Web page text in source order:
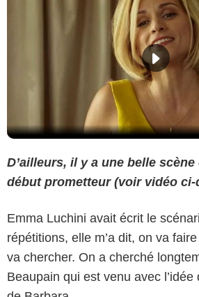
D’ailleurs, il y a une belle
début prometteur (voir vidéo
Emma Luchini avait écrit le
répétitions, elle m’a dit, on va
va chercher. On a cherché
Beaupain qui est venu avec l’idée